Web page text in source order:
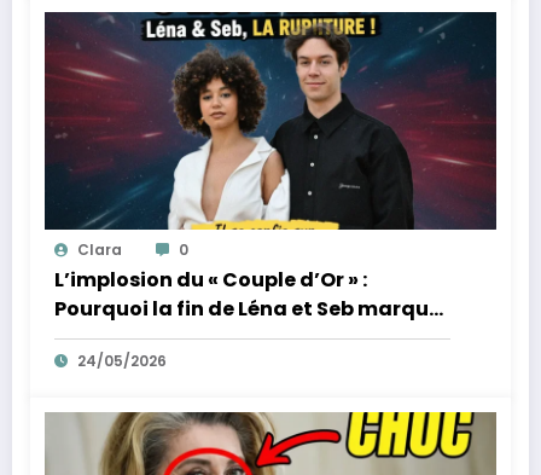
Clara 0
L’implosion du « Couple d’Or » :
Pourquoi la fin de Léna et Seb marque
la fin de l’innocence sur YouTube
24/05/2026